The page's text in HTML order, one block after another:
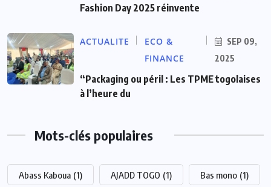
Fashion Day 2025 réinvente
ACTUALITE
ECO &
FINANCE
SEP 09,
2025
“Packaging ou péril : Les TPME togolaises
à l’heure du
Mots-clés populaires
Abass Kaboua (1) AJADD TOGO (1) Bas mono (1)